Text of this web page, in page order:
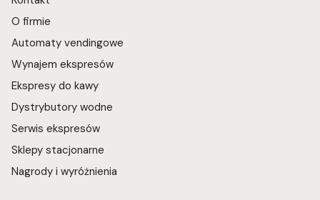
O firmie
Automaty vendingowe
Wynajem ekspresów
Ekspresy do kawy
Dystrybutory wodne
Serwis ekspresów
Sklepy stacjonarne
Nagrody i wyróżnienia